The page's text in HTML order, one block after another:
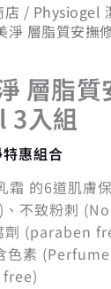
店 / Physiogel
層脂質安撫
層脂質
3入組
惠組合
的6道肌膚保
不致粉刺
(paraben
色素
。
目
價
格：
NT$